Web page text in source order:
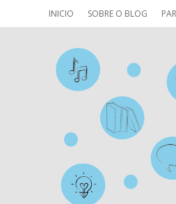
INICIO SOBRE O BLOG